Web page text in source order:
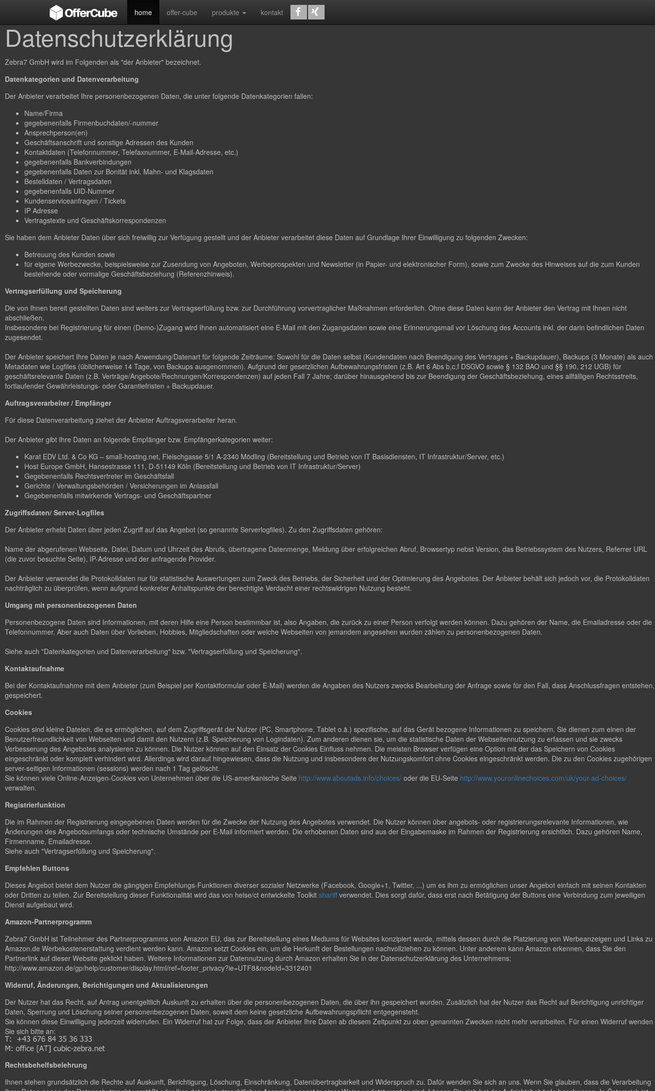
home offer-cube produkte kontakt
Datenschutzerklärung
Zebra7 GmbH wird im Folgenden als "der Anbieter" bezeichnet.
Datenkategorien und Datenverarbeitung
Der Anbieter verarbeitet Ihre personenbezogenen Daten, die unter folgende Datenkategorien fallen:
Name/Firma
gegebenenfalls Firmenbuchdaten/-nummer
Ansprechperson(en)
Geschäftsanschrift und sonstige Adressen des Kunden
Kontaktdaten (Telefonnummer, Telefaxnummer, E-Mail-Adresse, etc.)
gegebenenfalls Bankverbindungen
gegebenenfalls Daten zur Bonität inkl. Mahn- und Klagsdaten
Bestelldaten / Vertragsdaten
gegebenenfalls UID-Nummer
Kundenserviceanfragen / Tickets
IP Adresse
Vertragstexte und Geschäftskorrespondenzen
Sie haben dem Anbieter Daten über sich freiwillig zur Verfügung gestellt und der Anbieter verarbeitet diese Daten auf Grundlage Ihrer Einwilligung zu folgenden Zwecken:
Betreuung des Kunden sowie
für eigene Werbezwecke, beispielsweise zur Zusendung von Angeboten, Werbeprospekten und Newsletter (in Papier- und elektronischer Form), sowie zum Zwecke des Hinweises auf die zum Kunden
bestehende oder vormalige Geschäftsbeziehung (Referenzhinweis).
Vertragserfüllung und Speicherung
Die von Ihnen bereit gestellten Daten sind weiters zur Vertragserfüllung bzw. zur Durchführung vorvertraglicher Maßnahmen erforderlich. Ohne diese Daten kann der Anbieter den Vertrag mit Ihnen nicht
abschließen.
Insbesondere bei Registrierung für einen (Demo-)Zugang wird Ihnen automatisiert eine E-Mail mit den Zugangsdaten sowie eine Erinnerungsmail vor Löschung des Accounts inkl. der darin befindlichen Daten
zugesendet.
Der Anbieter speichert Ihre Daten je nach Anwendung/Datenart für folgende Zeiträume: Sowohl für die Daten selbst (Kundendaten nach Beendigung des Vertrages + Backupdauer), Backups (3 Monate) als auch
Metadaten wie Logfiles (üblicherweise 14 Tage, von Backups ausgenommen). Aufgrund der gesetzlichen Aufbewahrungsfristen (z.B. Art 6 Abs b,c,f DSGVO sowie § 132 BAO und §§ 190, 212 UGB) für
geschäftsrelevante Daten (z.B. Verträge/Angebote/Rechnungen/Korrespondenzen) auf jeden Fall 7 Jahre; darüber hinausgehend bis zur Beendigung der Geschäftsbeziehung, eines allfälligen Rechtsstreits,
fortlaufender Gewährleistungs- oder Garantiefristen + Backupdauer.
Auftragsverarbeiter / Empfänger
Für diese Datenverarbeitung ziehet der Anbieter Auftragsverarbeiter heran.
Der Anbieter gibt Ihre Daten an folgende Empfänger bzw. Empfängerkategorien weiter:
Karat EDV Ltd. & Co KG – small-hosting.net, Fleischgasse 5/1 A-2340 Mödling (Bereitstellung und Betrieb von IT Basisdiensten, IT Infrastruktur/Server, etc.)
Host Europe GmbH, Hansestrasse 111, D-51149 Köln (Bereitstellung und Betrieb von IT Infrastruktur/Server)
Gegebenenfalls Rechtsvertreter im Geschäftsfall
Gerichte / Verwaltungsbehörden / Versicherungen im Anlassfall
Gegebenenfalls mitwirkende Vertrags- und Geschäftspartner
Zugriffsdaten/ Server-Logfiles
Der Anbieter erhebt Daten über jeden Zugriff auf das Angebot (so genannte Serverlogfiles). Zu den Zugriffsdaten gehören:
Name der abgerufenen Webseite, Datei, Datum und Uhrzeit des Abrufs, übertragene Datenmenge, Meldung über erfolgreichen Abruf, Browsertyp nebst Version, das Betriebssystem des Nutzers, Referrer URL
(die zuvor besuchte Seite), IP-Adresse und der anfragende Provider.
Der Anbieter verwendet die Protokolldaten nur für statistische Auswertungen zum Zweck des Betriebs, der Sicherheit und der Optimierung des Angebotes. Der Anbieter behält sich jedoch vor, die Protokolldaten
nachträglich zu überprüfen, wenn aufgrund konkreter Anhaltspunkte der berechtigte Verdacht einer rechtswidrigen Nutzung besteht.
Umgang mit personenbezogenen Daten
Personenbezogene Daten sind Informationen, mit deren Hilfe eine Person bestimmbar ist, also Angaben, die zurück zu einer Person verfolgt werden können. Dazu gehören der Name, die Emailadresse oder die
Telefonnummer. Aber auch Daten über Vorlieben, Hobbies, Mitgliedschaften oder welche Webseiten von jemandem angesehen wurden zählen zu personenbezogenen Daten.
Siehe auch "Datenkategorien und Datenverarbeitung" bzw. "Vertragserfüllung und Speicherung".
Kontaktaufnahme
Bei der Kontaktaufnahme mit dem Anbieter (zum Beispiel per Kontaktformular oder E-Mail) werden die Angaben des Nutzers zwecks Bearbeitung der Anfrage sowie für den Fall, dass Anschlussfragen entstehen,
gespeichert.
Cookies
Cookies sind kleine Dateien, die es ermöglichen, auf dem Zugriffsgerät der Nutzer (PC, Smartphone, Tablet o.ä.) spezifische, auf das Gerät bezogene Informationen zu speichern. Sie dienen zum einen der
Benutzerfreundlichkeit von Webseiten und damit den Nutzern (z.B. Speicherung von Logindaten). Zum anderen dienen sie, um die statistische Daten der Webseitennutzung zu erfassen und sie zwecks
Verbesserung des Angebotes analysieren zu können. Die Nutzer können auf den Einsatz der Cookies Einfluss nehmen. Die meisten Browser verfügen eine Option mit der das Speichern von Cookies
eingeschränkt oder komplett verhindert wird. Allerdings wird darauf hingewiesen, dass die Nutzung und insbesondere der Nutzungskomfort ohne Cookies eingeschränkt werden. Die zu den Cookies zugehörigen
server-seitigen Informationen (sessions) werden nach 1 Tag gelöscht.
Sie können viele Online-Anzeigen-Cookies von Unternehmen über die US-amerikanische Seite http://www.aboutads.info/choices/ oder die EU-Seite http://www.youronlinechoices.com/uk/your-ad-choices/
verwalten.
Registrierfunktion
Die im Rahmen der Registrierung eingegebenen Daten werden für die Zwecke der Nutzung des Angebotes verwendet. Die Nutzer können über angebots- oder registrierungsrelevante Informationen, wie
Änderungen des Angebotsumfangs oder technische Umstände per E-Mail informiert werden. Die erhobenen Daten sind aus der Eingabemaske im Rahmen der Registrierung ersichtlich. Dazu gehören Name,
Firmenname, Emailadresse.
Siehe auch "Vertragserfüllung und Speicherung".
Empfehlen Buttons
Dieses Angebot bietet dem Nutzer die gängigen Empfehlungs-Funktionen diverser sozialer Netzwerke (Facebook, Google+1, Twitter, ...) um es ihm zu ermöglichen unser Angebot einfach mit seinen Kontakten
oder Dritten zu teilen. Zur Bereitstellung dieser Funktionalität wird das von heise/ct entwickelte Toolkit shariffverwendet. Dies sorgt dafür, dass erst nach Betätigung der Buttons eine Verbindung zum jeweiligen
Dienst aufgebaut wird.
Amazon-Partnerprogramm
Zebra7 GmbH ist Teilnehmer des Partnerprogramms von Amazon EU, das zur Bereitstellung eines Mediums für Websites konzipiert wurde, mittels dessen durch die Platzierung von Werbeanzeigen und Links zu
Amazon.de Werbekostenerstattung verdient werden kann. Amazon setzt Cookies ein, um die Herkunft der Bestellungen nachvollziehen zu können. Unter anderem kann Amazon erkennen, dass Sie den
Partnerlink auf dieser Website geklickt haben. Weitere Informationen zur Datennutzung durch Amazon erhalten Sie in der Datenschutzerklärung des Unternehmens:
http://www.amazon.de/gp/help/customer/display.html/ref=footer_privacy?ie=UTF8&nodeId=3312401
Widerruf, Änderungen, Berichtigungen und Aktualisierungen
Der Nutzer hat das Recht, auf Antrag unentgeltlich Auskunft zu erhalten über die personenbezogenen Daten, die über ihn gespeichert wurden. Zusätzlich hat der Nutzer das Recht auf Berichtigung unrichtiger
Daten, Sperrung und Löschung seiner personenbezogenen Daten, soweit dem keine gesetzliche Aufbewahrungspflicht entgegensteht.
Sie können diese Einwilligung jederzeit widerrufen. Ein Widerruf hat zur Folge, dass der Anbieter Ihre Daten ab diesem Zeitpunkt zu oben genannten Zwecken nicht mehr verarbeiten. Für einen Widerruf wenden
Sie sich bitte an:
Rechtsbehelfsbelehrung
Ihnen stehen grundsätzlich die Rechte auf Auskunft, Berichtigung, Löschung, Einschränkung, Datenübertragbarkeit und Widerspruch zu. Dafür wenden Sie sich an uns. Wenn Sie glauben, dass die Verarbeitung